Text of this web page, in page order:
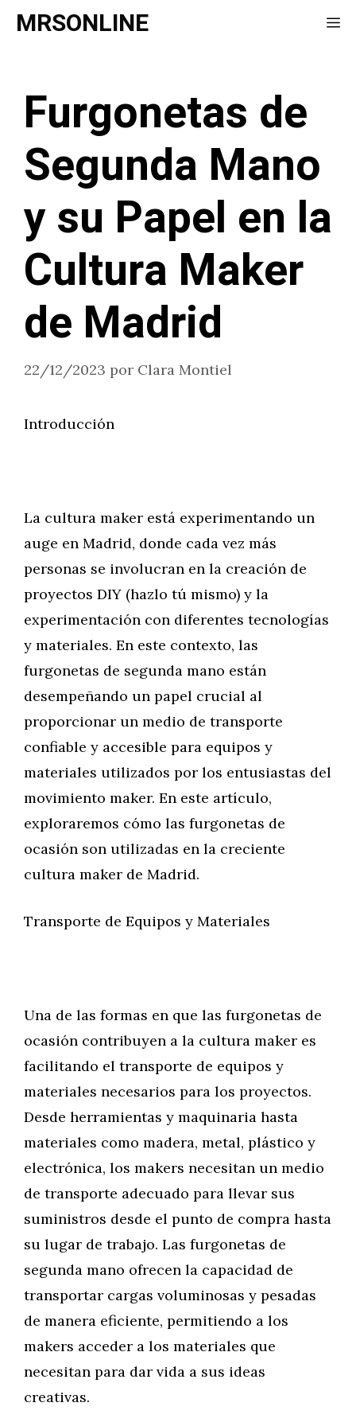
Saltar
MRSONLINE
Furgonetas de
Segunda Mano
y su Papel en la
Cultura Maker
de Madrid
22/12/2023 por Clara Montiel
Introducción
La cultura maker está experimentando un
auge en Madrid, donde cada vez más
personas se involucran en la creación de
proyectos DIY (hazlo tú mismo) y la
experimentación con diferentes tecnologías
y materiales. En este contexto, las
furgonetas de segunda mano están
desempeñando un papel crucial al
proporcionar un medio de transporte
confiable y accesible para equipos y
materiales utilizados por los entusiastas del
movimiento maker. En este artículo,
exploraremos cómo las furgonetas de
ocasión son utilizadas en la creciente
cultura maker de Madrid.
Transporte de Equipos y Materiales
Una de las formas en que las furgonetas de
ocasión contribuyen a la cultura maker es
facilitando el transporte de equipos y
materiales necesarios para los proyectos.
Desde herramientas y maquinaria hasta
materiales como madera, metal, plástico y
electrónica, los makers necesitan un medio
de transporte adecuado para llevar sus
suministros desde el punto de compra hasta
su lugar de trabajo. Las furgonetas de
segunda mano ofrecen la capacidad de
transportar cargas voluminosas y pesadas
de manera eficiente, permitiendo a los
makers acceder a los materiales que
necesitan para dar vida a sus ideas
creativas.